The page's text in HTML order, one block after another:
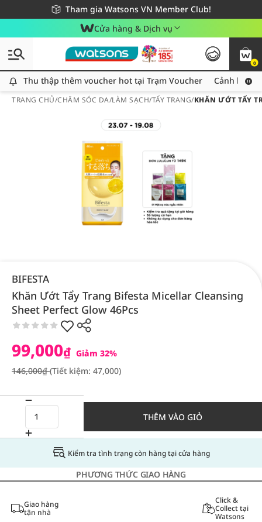
Tham gia Watsons VN Member Club!
Miễn phí giao hàng cho đơn hàng từ 249,000Đ
Giao hàng nhanh 24h - Áp dụng khu vực TP. Hồ Chí Minh
Cửa hàng & Dịch vụ
0
Thu thập thêm voucher hot tại Trạm Voucher
Thu thập thêm voucher hot tại Trạm Voucher Cảnh báo
TRANG CHỦ/CHĂM SÓC DA/LÀM SẠCH/TẨY TRANG/KHĂN ƯỚT TẨY
BIFESTA
Khăn Ướt Tẩy Trang Bifesta Micellar Cleansing
Sheet Perfect Glow 46Pcs
99,000₫ Giảm 32%
146,000₫(Tiết kiệm: 47,000)
THÊM VÀO GIỎ
Kiểm tra tình trạng còn hàng tại cửa hàng
PHƯƠNG THỨC GIAO HÀNG
Giao hàng
tận nhà
Click &
Collect tại
Watsons